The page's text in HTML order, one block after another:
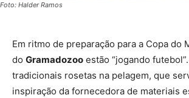
Foto: Halder Ramos
Em ritmo de preparação para a Copa do
do Gramadozoo estão “jogando
tradicionais rosetas na pelagem, que
inspiração da fornecedora de materiais